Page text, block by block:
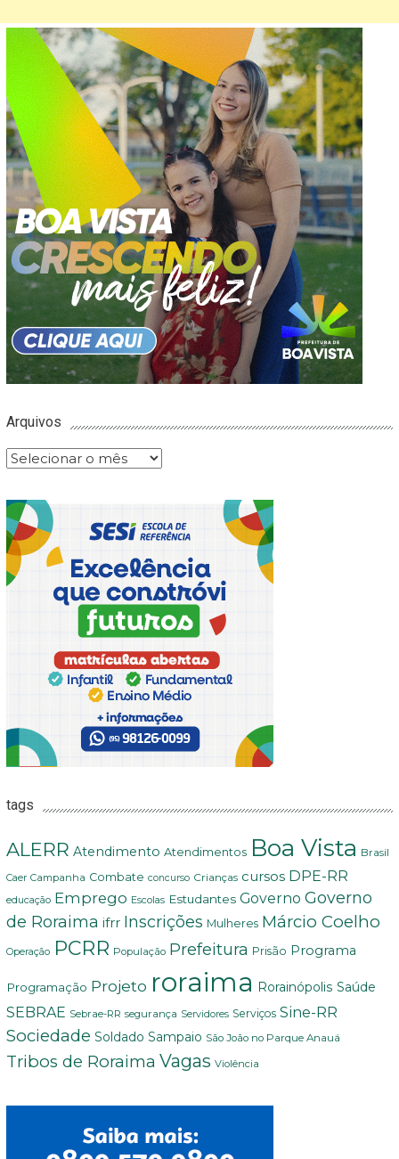
Arquivos
Arquivos
tags
ALERR Atendimento Atendimentos Boa Vista Brasil
Caer Campanha Combate concurso Crianças cursos DPE-RR
educação Emprego Escolas Estudantes Governo Governo
de Roraima ifrr Inscrições Mulheres Márcio Coelho
Operação PCRR População Prefeitura Prisão Programa
Programação Projeto roraima Rorainópolis Saúde
SEBRAE Sebrae-RR segurança Servidores Serviços Sine-RR
Sociedade Soldado Sampaio São João no Parque Anauá
Tribos de Roraima Vagas Violência